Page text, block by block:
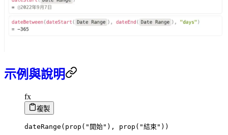
示例與說明
fx
複製
dateRange ( prop ( "開始" ) , prop ( "結束" ) )